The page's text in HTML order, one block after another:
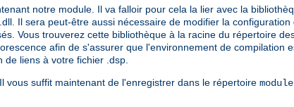
notre module. Il va falloir pour cela la lier avec la
Il sera peut-être aussi nécessaire de modifier la
Vous trouverez cette bibliothèque à la racine du répertoire
afin de s'assurer que l'environnement de compilation
liens à votre fichier .dsp.
vous suffit maintenant de l'enregistrer dans le répertoire